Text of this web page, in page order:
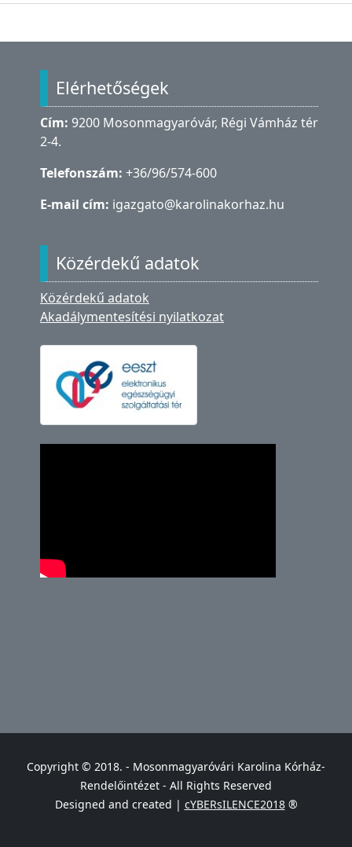
Elérhetőségek
Cím: 9200 Mosonmagyaróvár, Régi Vámház tér
2-4.
Telefonszám: +36/96/574-600
E-mail cím: igazgato@karolinakorhaz.hu
Közérdekű adatok
Közérdekű adatok
Akadálymentesítési nyilatkozat
Copyright © 2018. - Mosonmagyaróvári Karolina Kórház-
Rendelőintézet - All Rights Reserved
Designed and created | cYBERsILENCE2018®